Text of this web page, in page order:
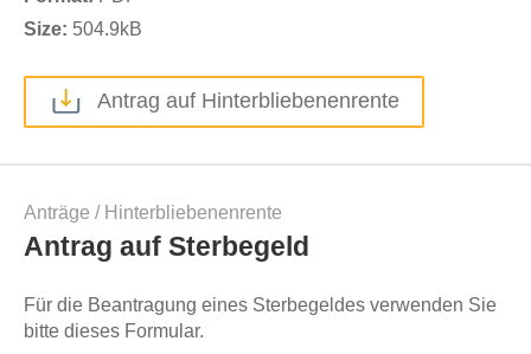
Size: 504.9kB
Antrag auf Hinterbliebenenrente
Anträge / Hinterbliebenenrente
Antrag auf Sterbegeld
Für die Beantragung eines Sterbegeldes verwenden Sie
bitte dieses Formular.